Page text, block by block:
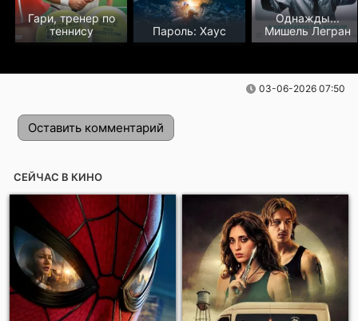
Гари, тренер по
теннису
Пароль: Хаус
Однажды...
Мишель Легран
03-06-2026 07:50
Оставить комментарий
Отправить!
СЕЙЧАС В КИНО